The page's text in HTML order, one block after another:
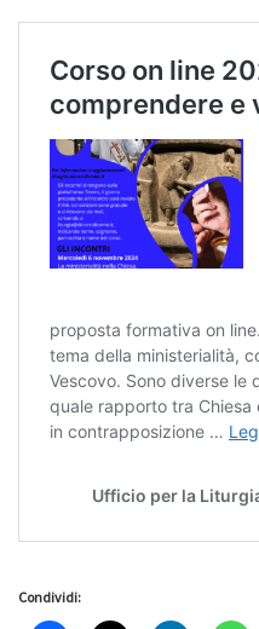
Condividi: